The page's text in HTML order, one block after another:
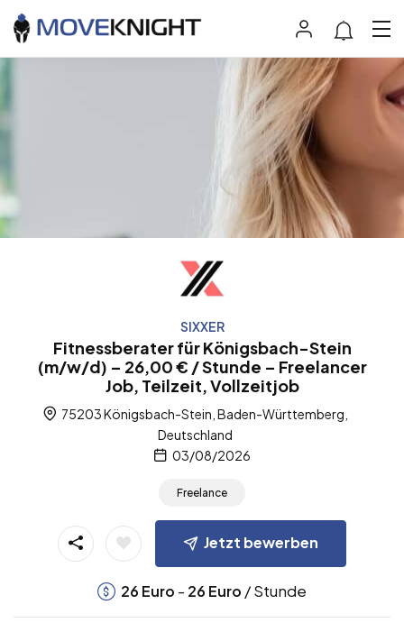
SIXXER
Fitnessberater für Königsbach-Stein
(m/w/d) – 26,00 € / Stunde – Freelancer
Job, Teilzeit, Vollzeitjob
75203 Königsbach-Stein, Baden-Württemberg,
Deutschland
03/08/2026
Freelance
Jetzt bewerben
26 Euro - 26 Euro / Stunde